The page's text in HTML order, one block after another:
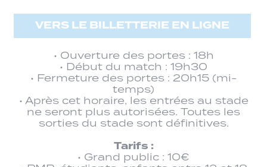
VERS LE BILLETTERIE EN LIGNE
• Ouverture des portes : 18h
• Début du match : 19h30
• Fermeture des portes : 20h15 (mi-
temps)
• Après cet horaire, les entrées au stade
ne seront plus autorisées. Toutes les
sorties du stade sont définitives.
Tarifs :
• Grand public : 10€